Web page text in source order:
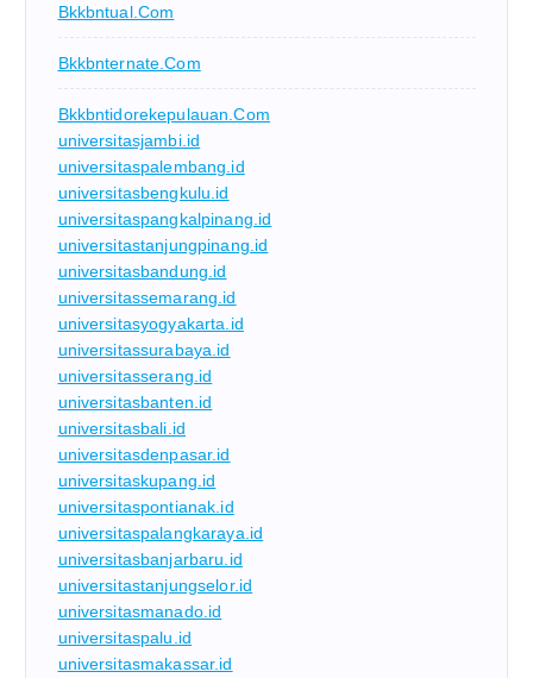
Bkkbntual.com
Bkkbnternate.com
Bkkbntidorekepulauan.com
universitasjambi.id
universitaspalembang.id
universitasbengkulu.id
universitaspangkalpinang.id
universitastanjungpinang.id
universitasbandung.id
universitassemarang.id
universitasyogyakarta.id
universitassurabaya.id
universitasserang.id
universitasbanten.id
universitasbali.id
universitasdenpasar.id
universitaskupang.id
universitaspontianak.id
universitaspalangkaraya.id
universitasbanjarbaru.id
universitastanjungselor.id
universitasmanado.id
universitaspalu.id
universitasmakassar.id